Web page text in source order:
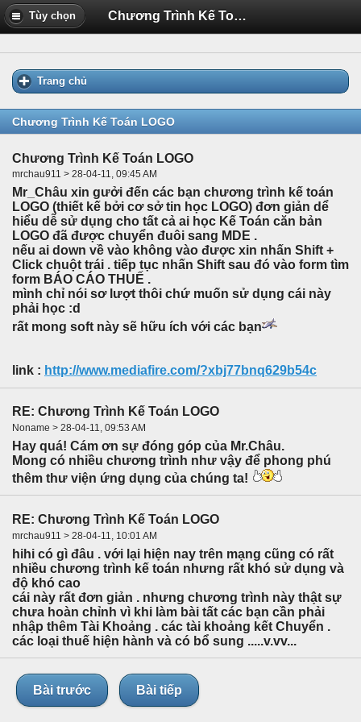
Tùy chọn Chương Trình Kế Toán LOGO
Trang chủ
Chương Trình Kế Toán LOGO
Chương Trình Kế Toán LOGO
mrchau911 > 28-04-11, 09:45 AM
Mr_Châu xin gưởi đến các bạn chương trình kế toán
LOGO (thiết kế bởi cơ sở tin học LOGO) đơn giản dể
hiểu dễ sử dụng cho tất cả ai học Kế Toán căn bản
LOGO đã được chuyển đuôi sang MDE .
nếu ai down về vào không vào được xin nhấn Shift +
Click chuột trái . tiếp tục nhấn Shift sau đó vào form tìm
form BÁO CÁO THUẾ .
mình chỉ nói sơ lượt thôi chứ muốn sử dụng cái này
phải học :d
rất mong soft này sẽ hữu ích với các bạn
link : http://www.mediafire.com/?xbj77bnq629b54c
RE: Chương Trình Kế Toán LOGO
Noname > 28-04-11, 09:53 AM
Hay quá! Cám ơn sự đóng góp của Mr.Châu.
Mong có nhiều chương trình như vậy để phong phú
thêm thư viện ứng dụng của chúng ta!
RE: Chương Trình Kế Toán LOGO
mrchau911 > 28-04-11, 10:01 AM
hihi có gì đâu . với lại hiện nay trên mạng cũng có rất
nhiều chương trình kế toán nhưng rất khó sử dụng và
độ khó cao
cái này rất đơn giản . nhưng chương trình này thật sự
chưa hoàn chỉnh vì khi làm bài tất các bạn cần phải
nhập thêm Tài Khoảng . các tài khoảng kết Chuyển .
các loại thuế hiện hành và có bổ sung .....v.vv...
Bài trước Bài tiếp